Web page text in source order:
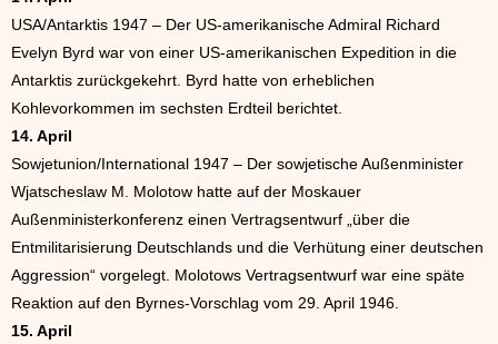
USA/Antarktis 1947 – Der US-amerikanische Admiral Richard
Evelyn Byrd war von einer US-amerikanischen Expedition in die
Antarktis zurückgekehrt. Byrd hatte von erheblichen
Kohlevorkommen im sechsten Erdteil berichtet.
14. April
Sowjetunion/International 1947 – Der sowjetische Außenminister
Wjatscheslaw M. Molotow hatte auf der Moskauer
Außenministerkonferenz einen Vertragsentwurf „über die
Entmilitarisierung Deutschlands und die Verhütung einer deutschen
Aggression“ vorgelegt. Molotows Vertragsentwurf war eine späte
Reaktion auf den Byrnes-Vorschlag vom 29. April 1946.
15. April